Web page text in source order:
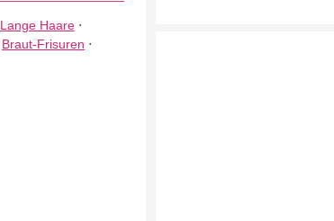
Lange Haare⋅
Braut-Frisuren ⋅